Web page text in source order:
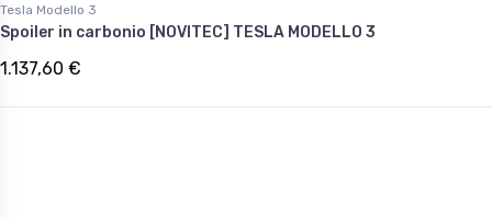
Tesla Modello 3
Spoiler in carbonio [NOVITEC] TESLA MODELLO 3
1.137,60 €